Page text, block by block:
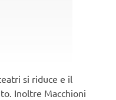
si riduce e il
Inoltre Macchioni